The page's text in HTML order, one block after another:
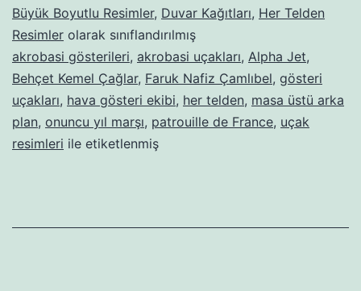
Büyük Boyutlu Resimler, Duvar Kağıtları, Her Telden
Resimler olarak sınıflandırılmış
akrobasi gösterileri, akrobasi uçakları, Alpha Jet,
Behçet Kemel Çağlar, Faruk Nafiz Çamlıbel, gösteri
uçakları, hava gösteri ekibi, her telden, masa üstü arka
plan, onuncu yıl marşı, patrouille de France, uçak
resimleri ile etiketlenmiş